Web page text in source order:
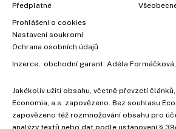
Předplatné
Prohlášení o cookies
Nastavení soukromí
Ochrana osobních údajů
Inzerce , obchodní garant: Adéla Formáčková
Jakékoliv užití obsahu, včetně převzetí
Economia, a.s. zapovězeno. Bez souhlasu
zapovězeno též rozmnožování obsahu pro
analýzy textů nebo dat podle ustanovení §